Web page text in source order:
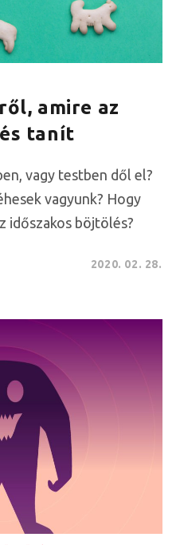
amire az
tanít
vagy testben dől el?
vagyunk? Hogy
időszakos böjtölés?
2020. 02. 28.